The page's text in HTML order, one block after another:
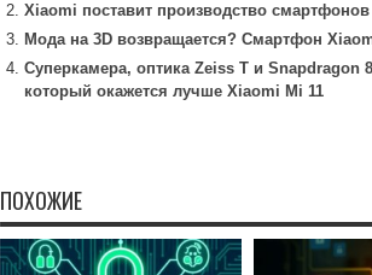
Xiaomi поставит производство
Мода на 3D возвращается? Смартфон
Суперкамера, оптика Zeiss T и Snapdragon
который окажется лучше Xiaomi Mi 11
ПОХОЖИЕ